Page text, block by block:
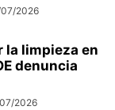
2026
la limpieza en
denuncia
2026